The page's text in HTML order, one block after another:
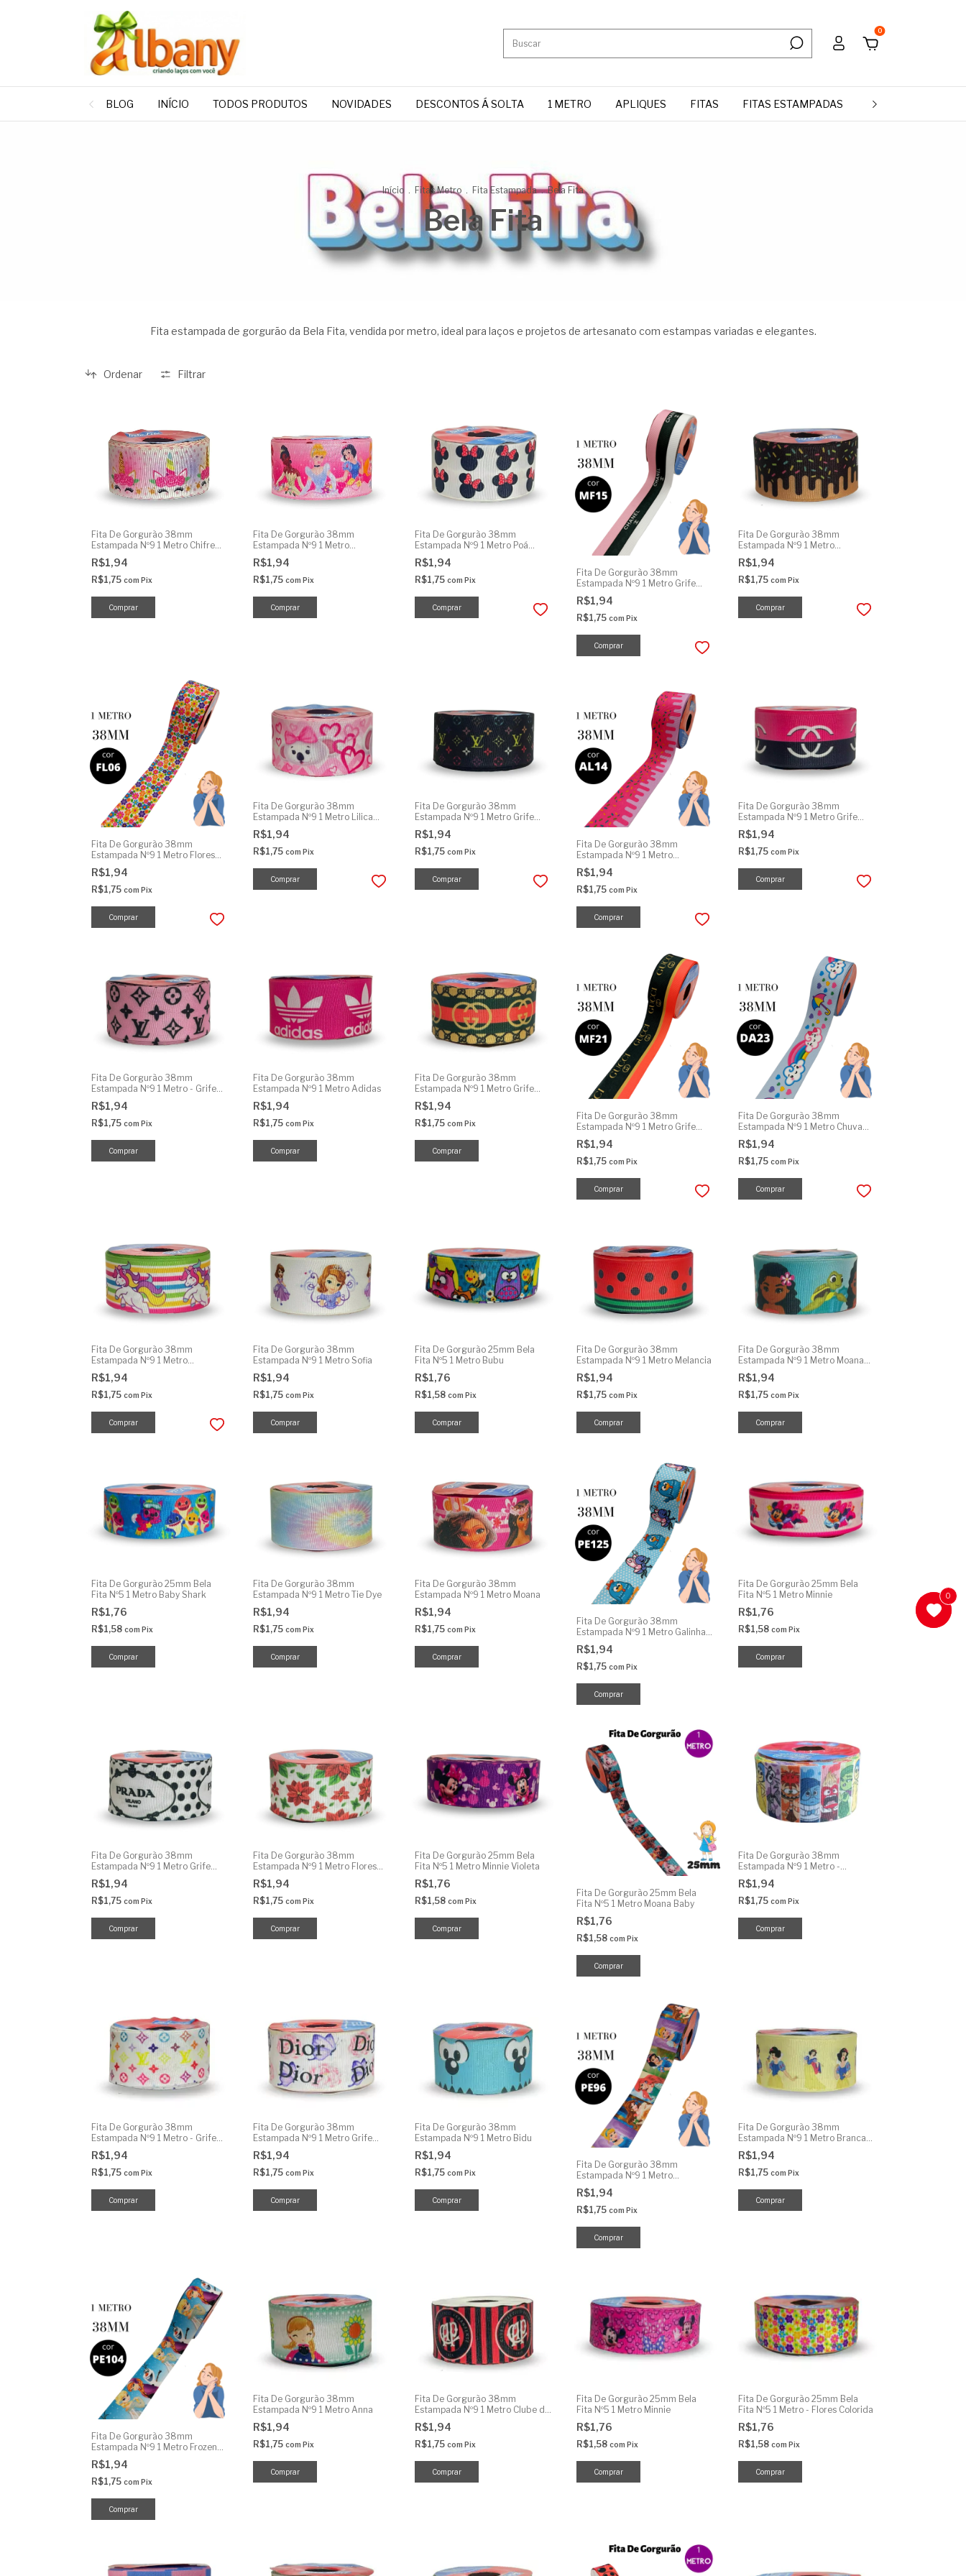
0
BLOG INÍCIO TODOS PRODUTOS NOVIDADES DESCONTOS Á SOLTA 1 METRO APLIQUES FITAS FITAS ESTAMPADAS MANTA DE
Início . Fitas Metro . Fita Estampada . Bela Fita
Bela Fita
Fita estampada de gorgurão da Bela Fita, vendida por metro, ideal para laços e projetos de artesanato com estampas variadas e elegantes.
Ordenar Filtrar
Fita De Gorgurão 38mm
Estampada Nº9 1 Metro Chifre
Unicórnio
R$1,94
R$1,75 com Pix
Fita De Gorgurão 38mm
Estampada Nº9 1 Metro
Princesas
R$1,94
R$1,75 com Pix
Fita De Gorgurão 38mm
Estampada Nº9 1 Metro Poá
Minnie
R$1,94
R$1,75 com Pix
Fita De Gorgurão 38mm
Estampada Nº9 1 Metro Grife
Listrada
R$1,94
R$1,75 com Pix
Fita De Gorgurão 38mm
Estampada Nº9 1 Metro
Cobertura Chocolate
R$1,94
R$1,75 com Pix
Fita De Gorgurão 38mm
Estampada Nº9 1 Metro Flores
Pequenas
R$1,94
R$1,75 com Pix
Fita De Gorgurão 38mm
Estampada Nº9 1 Metro Lilica
Ripilica
R$1,94
R$1,75 com Pix
Fita De Gorgurão 38mm
Estampada Nº9 1 Metro Grife
Preto
R$1,94
R$1,75 com Pix
Fita De Gorgurão 38mm
Estampada Nº9 1 Metro
Cobertura Morango
R$1,94
R$1,75 com Pix
Fita De Gorgurão 38mm
Estampada Nº9 1 Metro Grife
Rosa Preto
R$1,94
R$1,75 com Pix
Fita De Gorgurão 38mm
Estampada Nº9 1 Metro - Grife
Rosa
R$1,94
R$1,75 com Pix
Fita De Gorgurão 38mm
Estampada Nº9 1 Metro Adidas
R$1,94
R$1,75 com Pix
Fita De Gorgurão 38mm
Estampada Nº9 1 Metro Grife
Clássica
R$1,94
R$1,75 com Pix
Fita De Gorgurão 38mm
Estampada Nº9 1 Metro Grife
Famosa
R$1,94
R$1,75 com Pix
Fita De Gorgurão 38mm
Estampada Nº9 1 Metro Chuva
de Amor Coração
R$1,94
R$1,75 com Pix
Fita De Gorgurão 38mm
Estampada Nº9 1 Metro
Unicórnio Listras
R$1,94
R$1,75 com Pix
Fita De Gorgurão 38mm
Estampada Nº9 1 Metro Sofia
R$1,94
R$1,75 com Pix
Fita De Gorgurão 25mm Bela
Fita Nº5 1 Metro Bubu
R$1,76
R$1,58 com Pix
Fita De Gorgurão 38mm
Estampada Nº9 1 Metro Melancia
R$1,94
R$1,75 com Pix
Fita De Gorgurão 38mm
Estampada Nº9 1 Metro Moana
Cut
R$1,94
R$1,75 com Pix
Fita De Gorgurão 25mm Bela
Fita Nº5 1 Metro Baby Shark
R$1,76
R$1,58 com Pix
Fita De Gorgurão 38mm
Estampada Nº9 1 Metro Tie Dye
R$1,94
R$1,75 com Pix
Fita De Gorgurão 38mm
Estampada Nº9 1 Metro Moana
R$1,94
R$1,75 com Pix
Fita De Gorgurão 38mm
Estampada Nº9 1 Metro Galinha
Pintadinha
R$1,94
R$1,75 com Pix
Fita De Gorgurão 25mm Bela
Fita Nº5 1 Metro Minnie
R$1,76
R$1,58 com Pix
Fita De Gorgurão 38mm
Estampada Nº9 1 Metro Grife
Famosa
R$1,94
R$1,75 com Pix
Fita De Gorgurão 38mm
Estampada Nº9 1 Metro Flores
Vermelhas
R$1,94
R$1,75 com Pix
Fita De Gorgurão 25mm Bela
Fita Nº5 1 Metro Minnie Violeta
R$1,76
R$1,58 com Pix
Fita De Gorgurão 25mm Bela
Fita Nº5 1 Metro Moana Baby
R$1,76
R$1,58 com Pix
Fita De Gorgurão 38mm
Estampada Nº9 1 Metro -
Divertidamente
R$1,94
R$1,75 com Pix
Fita De Gorgurão 38mm
Estampada Nº9 1 Metro - Grife
Branco
R$1,94
R$1,75 com Pix
Fita De Gorgurão 38mm
Estampada Nº9 1 Metro Grife
Famosa
R$1,94
R$1,75 com Pix
Fita De Gorgurão 38mm
Estampada Nº9 1 Metro Bidu
R$1,94
R$1,75 com Pix
Fita De Gorgurão 38mm
Estampada Nº9 1 Metro
Princesas
R$1,94
R$1,75 com Pix
Fita De Gorgurão 38mm
Estampada Nº9 1 Metro Branca
De Neve
R$1,94
R$1,75 com Pix
Fita De Gorgurão 38mm
Estampada Nº9 1 Metro Frozen
Olaf
R$1,94
R$1,75 com Pix
Fita De Gorgurão 38mm
Estampada Nº9 1 Metro Anna
R$1,94
R$1,75 com Pix
Fita De Gorgurão 38mm
Estampada Nº9 1 Metro Clube de
Futebol
R$1,94
R$1,75 com Pix
Fita De Gorgurão 25mm Bela
Fita Nº5 1 Metro Minnie
R$1,76
R$1,58 com Pix
Fita De Gorgurão 25mm Bela
Fita Nº5 1 Metro - Flores Colorida
R$1,76
R$1,58 com Pix
0
0